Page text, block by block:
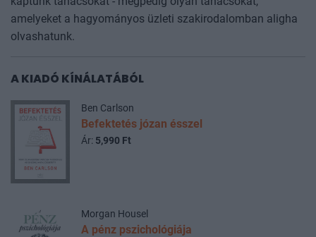
amelyeket a hagyományos üzleti szakirodalomban aligha
olvashatunk.
A KIADÓ KÍNÁLATÁBÓL
Ben Carlson
Befektetés józan ésszel
Ár: 5,990 Ft
Morgan Housel
A pénz pszichológiája